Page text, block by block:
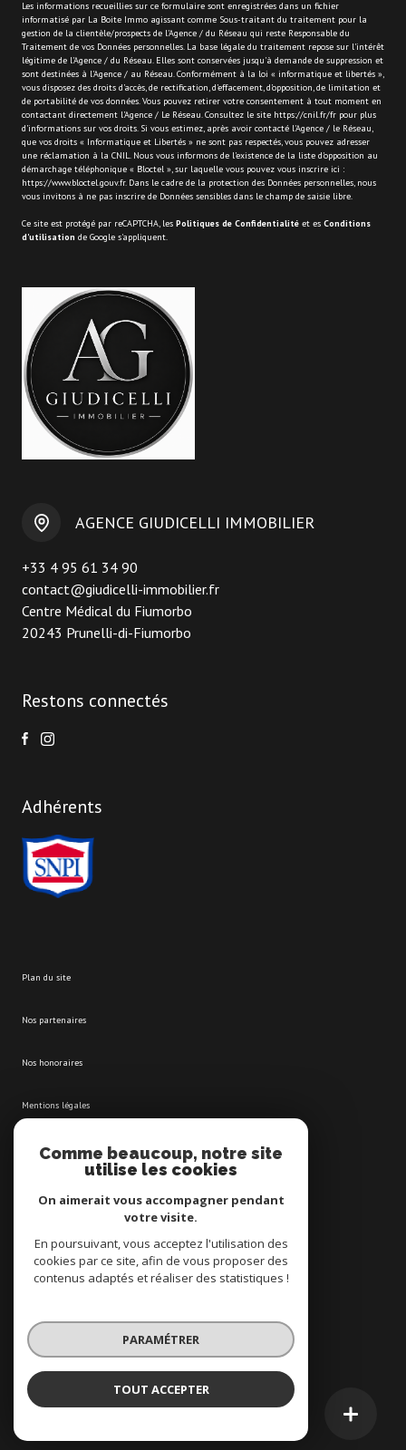
Les informations recueillies sur ce formulaire sont enregistrées dans un fichier
informatisé par La Boite Immo agissant comme Sous-traitant du traitement pour la
gestion de la clientèle/prospects de l'Agence / du Réseau qui reste Responsable du
Traitement de vos Données personnelles. La base légale du traitement repose sur l'intérêt
légitime de l'Agence / du Réseau. Elles sont conservées jusqu'à demande de suppression et
sont destinées à l'Agence / au Réseau. Conformément à la loi « informatique et libertés »,
vous disposez des droits d’accès, de rectification, d’effacement, d’opposition, de limitation et
de portabilité de vos données. Vous pouvez retirer votre consentement à tout moment en
contactant directement l’Agence / Le Réseau. Consultez le site https://cnil.fr/fr pour plus
d’informations sur vos droits. Si vous estimez, après avoir contacté l'Agence / le Réseau,
que vos droits « Informatique et Libertés » ne sont pas respectés, vous pouvez adresser
une réclamation à la CNIL. Nous vous informons de l’existence de la liste d'opposition au
démarchage téléphonique « Bloctel », sur laquelle vous pouvez vous inscrire ici :
https://www.bloctel.gouv.fr. Dans le cadre de la protection des Données personnelles, nous
vous invitons à ne pas inscrire de Données sensibles dans le champ de saisie libre.
Ce site est protégé par reCAPTCHA, les Politiques de Confidentialité et es Conditions
d'utilisation de Google s'appliquent.
AGENCE GIUDICELLI IMMOBILIER
+33 4 95 61 34 90
contact@giudicelli-immobilier.fr
Centre Médical du Fiumorbo
20243 Prunelli-di-Fiumorbo
Restons connectés
Adhérents
plan du site
nos partenaires
nos honoraires
mentions légales
admin
Réalisé par
Comme beaucoup, notre site
utilise les cookies
On aimerait vous accompagner pendant
votre visite.
En poursuivant, vous acceptez l'utilisation des
cookies par ce site, afin de vous proposer des
contenus adaptés et réaliser des statistiques !
PARAMÉTRER
TOUT ACCEPTER